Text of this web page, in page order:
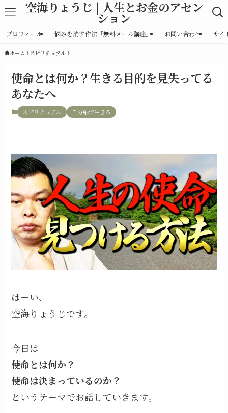
空海りょうじ | 人生とお金のアセン
ション
プロフィール 悩みを消す作法「無料メール講座」 お問い合わせ サイ
ホーム スピリチュアル
使命とは何か？生きる目的を見失ってる
あなたへ
スピリチュアル 自分軸で生きる
はーい、
空海りょうじです。
今日は
使命とは何か？
使命は決まっているのか？
というテーマでお話していきます。